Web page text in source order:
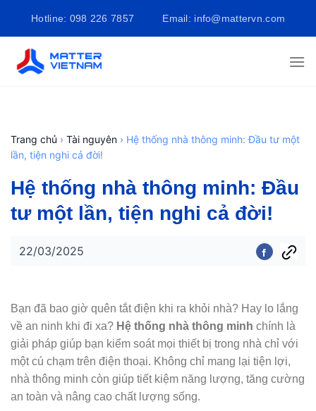
dung
Email: info@mattervn.com
Hotline: 098 226 7857
Trang chủ › Tài nguyên › Hệ thống nhà thông minh: Đầu tư một
lần, tiện nghi cả đời!
Hệ thống nhà thông minh: Đầu
tư một lần, tiện nghi cả đời!
22/03/2025
Bạn đã bao giờ quên tắt điện khi ra khỏi nhà? Hay lo lắng
về an ninh khi đi xa? Hệ thống nhà thông minh chính là
giải pháp giúp bạn kiểm soát mọi thiết bị trong nhà chỉ với
một cú chạm trên điện thoại. Không chỉ mang lại tiện lợi,
nhà thông minh còn giúp tiết kiệm năng lượng, tăng cường
an toàn và nâng cao chất lượng sống.